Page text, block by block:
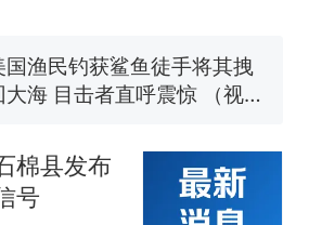
多朵
国渔民钓获鲨鱼徒手将其拽
大海 目击者直呼震惊 （视频
方通报
热
制裁瓜子饺子，美国怕什
棉县发布
号